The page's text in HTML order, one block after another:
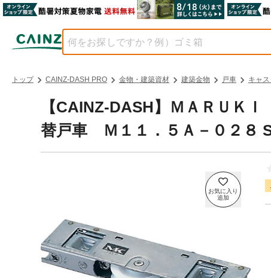
トップ CAINZ-DASH PRO 金物・建築資材 建築金物 戸車 キャ
【CAINZ-DASH】ＭＡＲＵＫ
替戸車 Ｍ１１．５Ａ－０２８